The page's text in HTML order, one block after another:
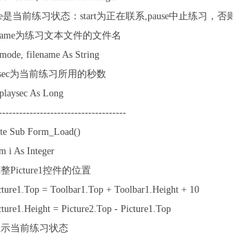
是当前练习状态：start为正在联系,pause中止练习，否
为练习文本文件的文件名
filename As String
为当前练习所用的秒数
As Long
Sub Form_Load()
i As Integer
Picture1控件的位置
= Toolbar1.Top + Toolbar1.Height + 10
= Picture2.Top - Picture1.Top
当前练习状态